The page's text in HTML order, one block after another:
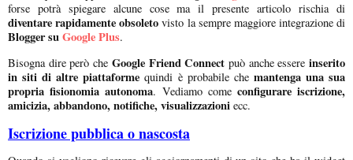
forse potrà spiegare alcune cose ma il presente articolo rischia di
diventare rapidamente obsoleto visto la sempre maggiore integrazione di
Blogger suGoogle Plus.
Bisogna dire però che Google Friend Connect può anche essere inserito
in siti di altre piattaforme quindi è probabile che mantenga una sua
propria fisionomia autonoma. Vediamo come configurare iscrizione,
amicizia, abbandono, notifiche, visualizzazioni ecc.
Iscrizione pubblica o nascosta